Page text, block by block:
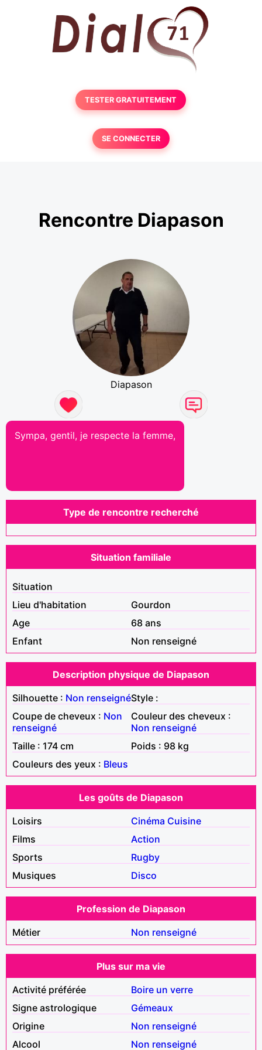
TESTER GRATUITEMENT
SE CONNECTER
Rencontre Diapason
Diapason
Sympa, gentil, je respecte la femme,
Type de rencontre recherché
Situation familiale
Situation
Lieu d'habitation
Gourdon
Age
68 ans
Enfant
Non renseigné
Description physique de Diapason
Silhouette : Non renseignéStyle :
Coupe de cheveux : Non
renseigné
Couleur des cheveux :
Non renseigné
Taille : 174 cm
Poids : 98 kg
Couleurs des yeux : Bleus
Les goûts de Diapason
Loisirs
Cinéma Cuisine
Films
Action
Sports
Rugby
Musiques
Disco
Profession de Diapason
Métier
Non renseigné
Plus sur ma vie
Activité préférée
Boire un verre
Signe astrologique
Gémeaux
Origine
Non renseigné
Alcool
Non renseigné